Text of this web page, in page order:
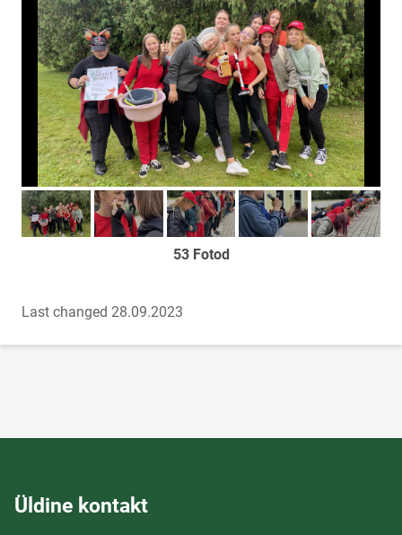
Too foto fookusesseToo foto fookusesseToo foto fookusesseToo foto fookusesse
Too foto
53 Fotod
Last changed 28.09.2023
Üldine kontakt